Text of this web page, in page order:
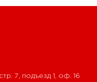
7, подъезд 1, оф. 16